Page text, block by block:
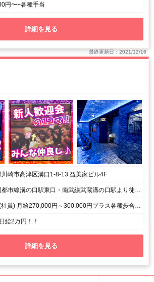
円〜+各種手当
詳細を見る
最終更新日：2021/12/16
川崎市高津区溝口1-8-13 益美家ビル4F
給2万円！！
詳細を見る